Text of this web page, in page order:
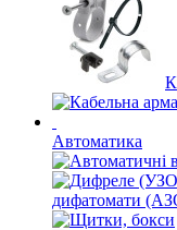
Автоматика
дифатомати